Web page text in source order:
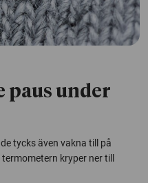
paus under
tycks även vakna till på
kryper ner till